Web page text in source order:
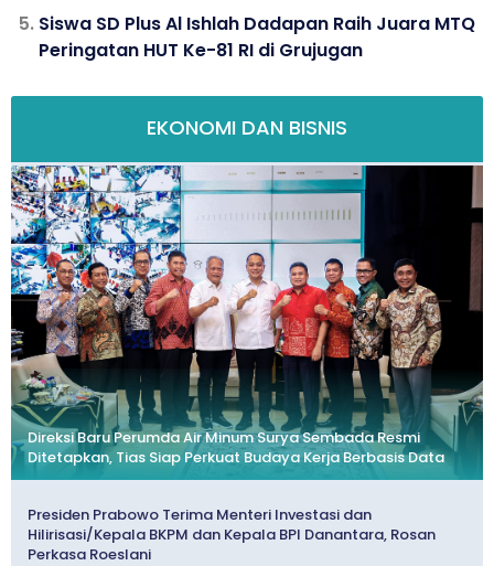
Siswa SD Plus Al Ishlah Dadapan Raih Juara MTQ
Peringatan HUT Ke-81 RI di Grujugan
EKONOMI DAN BISNIS
Direksi Baru Perumda Air Minum Surya Sembada Resmi
Ditetapkan, Tias Siap Perkuat Budaya Kerja Berbasis Data
Presiden Prabowo Terima Menteri Investasi dan
Hilirisasi/Kepala BKPM dan Kepala BPI Danantara, Rosan
Perkasa Roeslani